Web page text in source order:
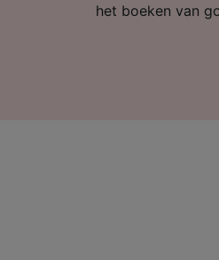
het boeken van